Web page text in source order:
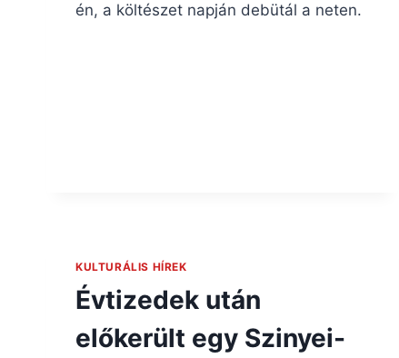
én, a költészet napján debütál a neten.
KULTURÁLIS HÍREK
Évtizedek után
előkerült egy Szinyei-